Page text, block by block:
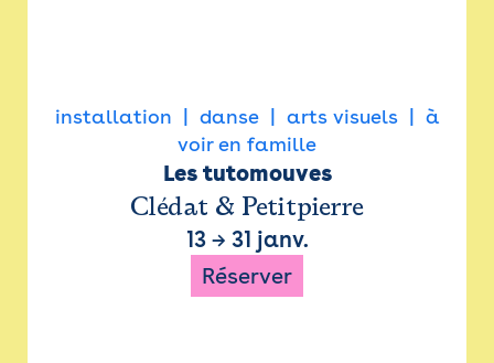
installation danse arts visuels
à
voir en famille
Les tutomouves
Clédat & Petitpierre
13→ 31 janv.
Réserver